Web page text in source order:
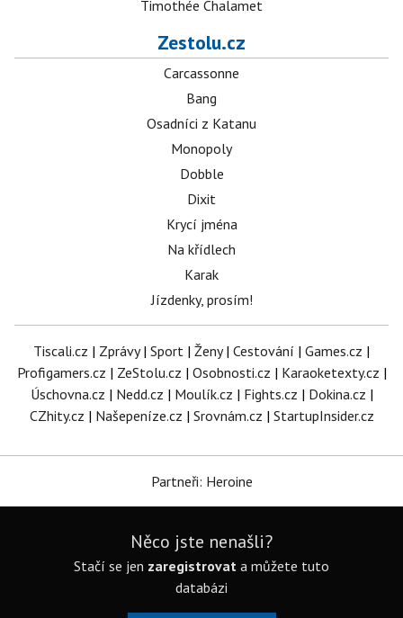
Timothée Chalamet
Zestolu.cz
Carcassonne
Bang
Osadníci z Katanu
Monopoly
Dobble
Dixit
Krycí jména
Na křídlech
Karak
Jízdenky, prosím!
Tiscali.cz | Zprávy| Sport | Ženy| Cestování | Games.cz |
Profigamers.cz | ZeStolu.cz | Osobnosti.cz | Karaoketexty.cz |
Úschovna.cz | Nedd.cz | Moulík.cz | Fights.cz | Dokina.cz |
CZhity.cz | Našepeníze.cz | Srovnám.cz | StartupInsider.cz
Partneři: Heroine
Něco jste nenašli?
Stačí se jen zaregistrovat a můžete tuto
databázi